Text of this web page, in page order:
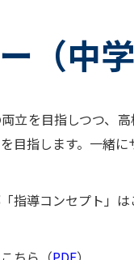
（中学
立を目指しつつ、
目指します。一緒に
指導コンセプト」